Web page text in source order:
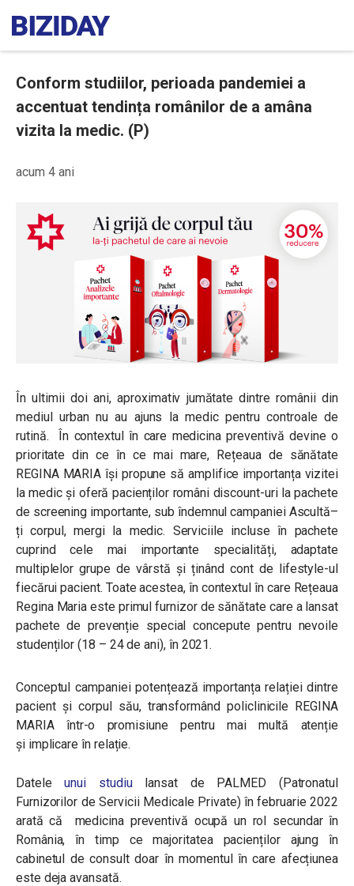
Conform studiilor, perioada pandemiei a
accentuat tendința românilor de a amâna
vizita la medic. (P)
acum 4 ani
În ultimii doi ani, aproximativ jumătate dintre românii din
mediul urban nu au ajuns la medic pentru controale de
rutină. În contextul în care medicina preventivă devine o
prioritate din ce în ce mai mare, Rețeaua de sănătate
REGINA MARIA își propune să amplifice importanța vizitei
la medic și oferă pacienților români discount-uri la pachete
de screening importante, sub îndemnul campaniei Ascultă–
ți corpul, mergi la medic. Serviciile incluse în pachete
cuprind cele mai importante specialități, adaptate
multiplelor grupe de vârstă și ținând cont de lifestyle-ul
fiecărui pacient. Toate acestea, în contextul în care Rețeaua
Regina Maria este primul furnizor de sănătate care a lansat
pachete de prevenție special concepute pentru nevoile
studenților (18 – 24 de ani), în 2021.
Conceptul campaniei potențează importanța relației dintre
pacient și corpul său, transformând policlinicile REGINA
MARIA într-o promisiune pentru mai multă atenție
și implicare în relație.
Dateleunui studiulansat de PALMED (Patronatul
Furnizorilor de Servicii Medicale Private) în februarie 2022
arată că medicina preventivă ocupă un rol secundar în
România, în timp ce majoritatea pacienților ajung în
cabinetul de consult doar în momentul în care afecțiunea
este deja avansată.